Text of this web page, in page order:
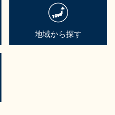
地酒カタログ
地域から探す